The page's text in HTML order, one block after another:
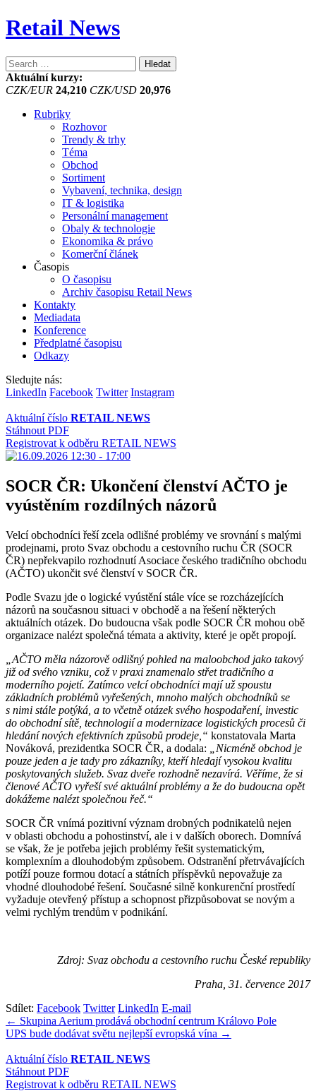
Retail News
Vyhledávání
Aktuální kurzy:
CZK/EUR 24,210 CZK/USD 20,976
Rubriky
Rozhovor
Trendy & trhy
Téma
Obchod
Sortiment
Vybavení, technika, design
IT & logistika
Personální management
Obaly & technologie
Ekonomika & právo
Komerční článek
Časopis
O časopisu
Archiv časopisu Retail News
Kontakty
Mediadata
Konference
Předplatné časopisu
Odkazy
Sledujte nás:
LinkedIn Facebook Twitter Instagram
Aktuální číslo RETAIL NEWS
Stáhnout PDF
Registrovat k odběru RETAIL NEWS
SOCR ČR: Ukončení členství AČTO je
vyústěním rozdílných názorů
Velcí obchodníci řeší zcela odlišné problémy ve srovnání s malými
prodejnami, proto Svaz obchodu a cestovního ruchu ČR (SOCR
ČR) nepřekvapilo rozhodnutí Asociace českého tradičního obchodu
(AČTO) ukončit své členství v SOCR ČR.
Podle Svazu jde o logické vyústění stále více se rozcházejících
názorů na současnou situaci v obchodě a na řešení některých
aktuálních otázek. Do budoucna však podle SOCR ČR mohou obě
organizace nalézt společná témata a aktivity, které je opět propojí.
„AČTO měla názorově odlišný pohled na maloobchod jako takový
již od svého vzniku, což v praxi znamenalo střet tradičního a
moderního pojetí. Zatímco velcí obchodníci mají už spoustu
základních problémů vyřešených, mnoho malých obchodníků se
s nimi stále potýká, a to včetně otázek svého hospodaření, investic
do obchodní sítě, technologií a modernizace logistických procesů či
hledání nových efektivních způsobů prodeje,“ konstatovala Marta
Nováková, prezidentka SOCR ČR, a dodala:
„Nicméně obchod je
pouze jeden a je tady pro zákazníky, kteří hledají vysokou kvalitu
poskytovaných služeb. Svaz dveře rozhodně nezavírá. Věříme, že si
členové AČTO vyřeší své aktuální problémy a že do budoucna opět
dokážeme nalézt společnou řeč.“
SOCR ČR vnímá pozitivní význam drobných podnikatelů nejen
v oblasti obchodu a pohostinství, ale i v dalších oborech. Domnívá
se však, že je potřeba jejich problémy řešit systematickým,
komplexním a dlouhodobým způsobem. Odstranění přetrvávajících
potíží pouze formou dotací a státních příspěvků nepovažuje za
vhodné dlouhodobé řešení. Současné silně konkurenční prostředí
vyžaduje otevřený přístup a schopnost přizpůsobovat se novým a
velmi rychlým trendům v podnikání.
Zdroj: Svaz obchodu a cestovního ruchu České republiky
Praha, 31. července 2017
Sdílet: Facebook Twitter LinkedIn E-mail
Navigace
pro
příspěvek
← Skupina Aerium prodává obchodní centrum Královo Pole
UPS bude dodávat světu nejlepší evropská vína →
Aktuální číslo RETAIL NEWS
Stáhnout PDF
Registrovat k odběru RETAIL NEWS